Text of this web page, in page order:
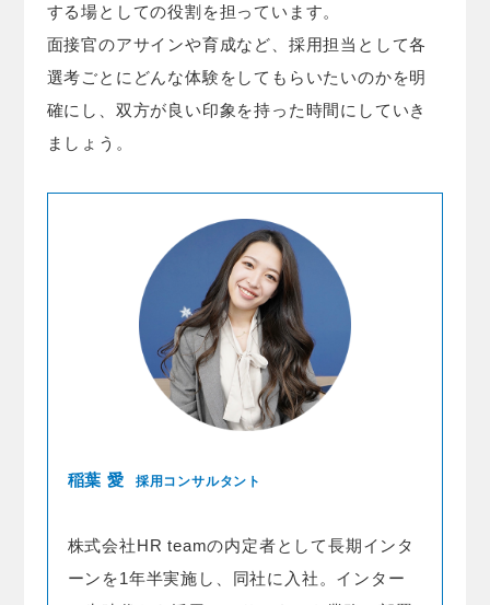
する場としての役割を担っています。
面接官のアサインや育成など、採用担当として各
選考ごとにどんな体験をしてもらいたいのかを明
確にし、双方が良い印象を持った時間にしていき
ましょう。
稲葉 愛 採用コンサルタント
株式会社HR teamの内定者として長期インタ
ーンを1年半実施し、同社に入社。インター